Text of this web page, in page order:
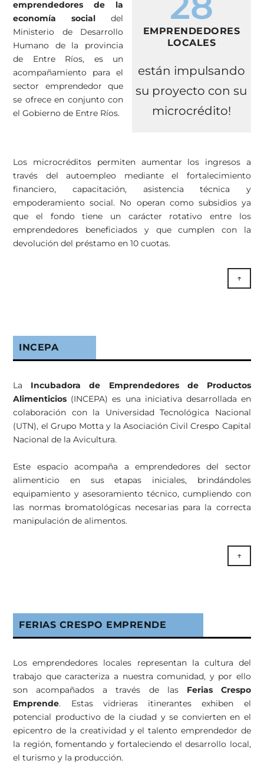
emprendedores de la
economía social del
Ministerio de Desarrollo
Humano de la provincia
de Entre Ríos, es un
acompañamiento para el
sector emprendedor que
se ofrece en conjunto con
el Gobierno de Entre Ríos.
EMPRENDEDORES
LOCALES
están impulsando
su proyecto con su
microcrédito!
Los microcréditos permiten aumentar los ingresos a
través del autoempleo mediante el fortalecimiento
financiero, capacitación, asistencia técnica y
empoderamiento social. No operan como subsidios ya
que el fondo tiene un carácter rotativo entre los
emprendedores beneficiados y que cumplen con la
devolución del préstamo en 10 cuotas.
↑
INCEPA
La Incubadora de Emprendedores de Productos
Alimenticios (INCEPA) es una iniciativa desarrollada en
colaboración con la Universidad Tecnológica Nacional
(UTN), el Grupo Motta y la Asociación Civil Crespo Capital
Nacional de la Avicultura.
Este espacio acompaña a emprendedores del sector
alimenticio en sus etapas iniciales, brindándoles
equipamiento y asesoramiento técnico, cumpliendo con
las normas bromatológicas necesarias para la correcta
manipulación de alimentos.
↑
FERIAS CRESPO EMPRENDE
Los emprendedores locales representan la cultura del
trabajo que caracteriza a nuestra comunidad, y por ello
son acompañados a través de las Ferias Crespo
Emprende. Estas vidrieras itinerantes exhiben el
potencial productivo de la ciudad y se convierten en el
epicentro de la creatividad y el talento emprendedor de
la región, fomentando y fortaleciendo el desarrollo local,
el turismo y la producción.